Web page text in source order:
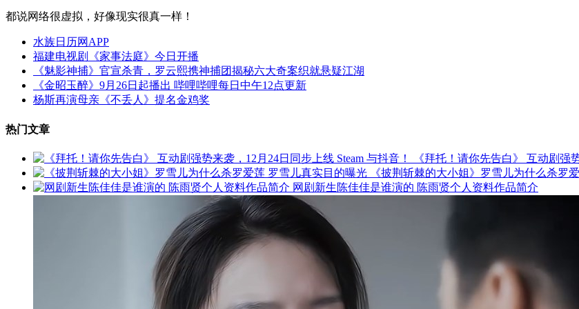
都说网络很虚拟，好像现实很真一样！
水族日历网APP
福建电视剧《家事法庭》今日开播
《魅影神捕》官宣杀青，罗云熙携神捕团揭秘六大奇案织就悬疑江湖
《金昭玉醉》9月26日起播出 哔哩哔哩每日中午12点更新
杨斯再演母亲《不丢人》提名金鸡奖
热门文章
《拜托！请你先告白》 互动剧强
《披荆斩棘的大小姐》罗雪儿为什么杀罗
网剧新生陈佳佳是谁演的 陈雨贤个人资料作品简介